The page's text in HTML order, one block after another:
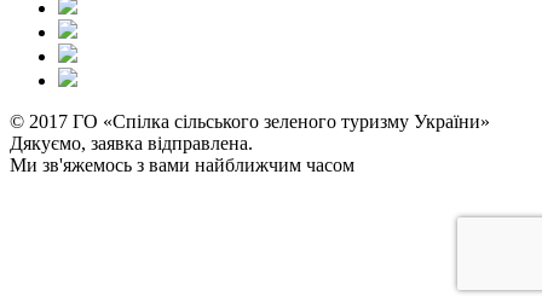
© 2017 ГО «Спілка сільського зеленого туризму України»
Дякуємо, заявка відправлена.
Ми зв'яжемось з вами найближчим часом